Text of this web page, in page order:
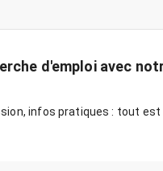
d'emploi avec
infos pratiques : tout est